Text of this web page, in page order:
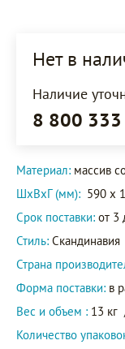
Нет в
Наличие
8 800
Материал: массив
ШxВxГ (мм): 590 x
Срок поставки: от 3
Стиль: Скандинавия
Страна
Форма поставки: в
Вес и объем : 13 кг
Количество